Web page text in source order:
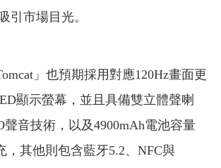
引市場目光。
」也預期採用對應120Hz畫面更
顯示螢幕，並且具備雙立體聲喇
聲音技術，以及4900mAh電池容量
，其他則包含藍牙5.2、NFC與